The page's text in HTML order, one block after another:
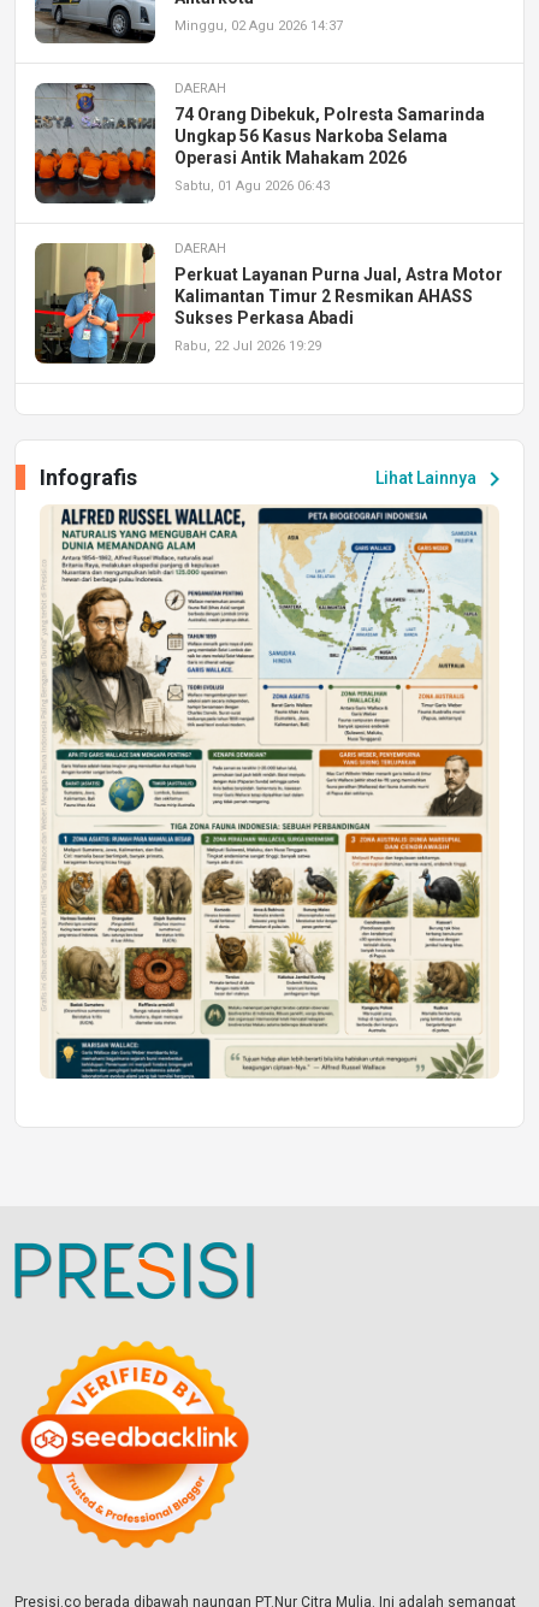
Minggu, 02 Agu 2026 14:37
DAERAH
74 Orang Dibekuk, Polresta Samarinda
Ungkap 56 Kasus Narkoba Selama
Operasi Antik Mahakam 2026
Sabtu, 01 Agu 2026 06:43
DAERAH
Perkuat Layanan Purna Jual, Astra Motor
Kalimantan Timur 2 Resmikan AHASS
Sukses Perkasa Abadi
Rabu, 22 Jul 2026 19:29
Peluang Kerja dan Magang
Jumat, 17 Jul 2026 22:30
DAERAH
Astra Motor Kalimantan Timur 2 Dukung
Mahasiswa Samarinda dalam Astra
Honda SDGs Future Leaders 2026
Jumat, 10 Jul 2026 19:01
Lihat Lainnya chevron_right
Infografis
Presisi.co berada dibawah naungan PT.Nur Citra Mulia. Ini adalah semangat